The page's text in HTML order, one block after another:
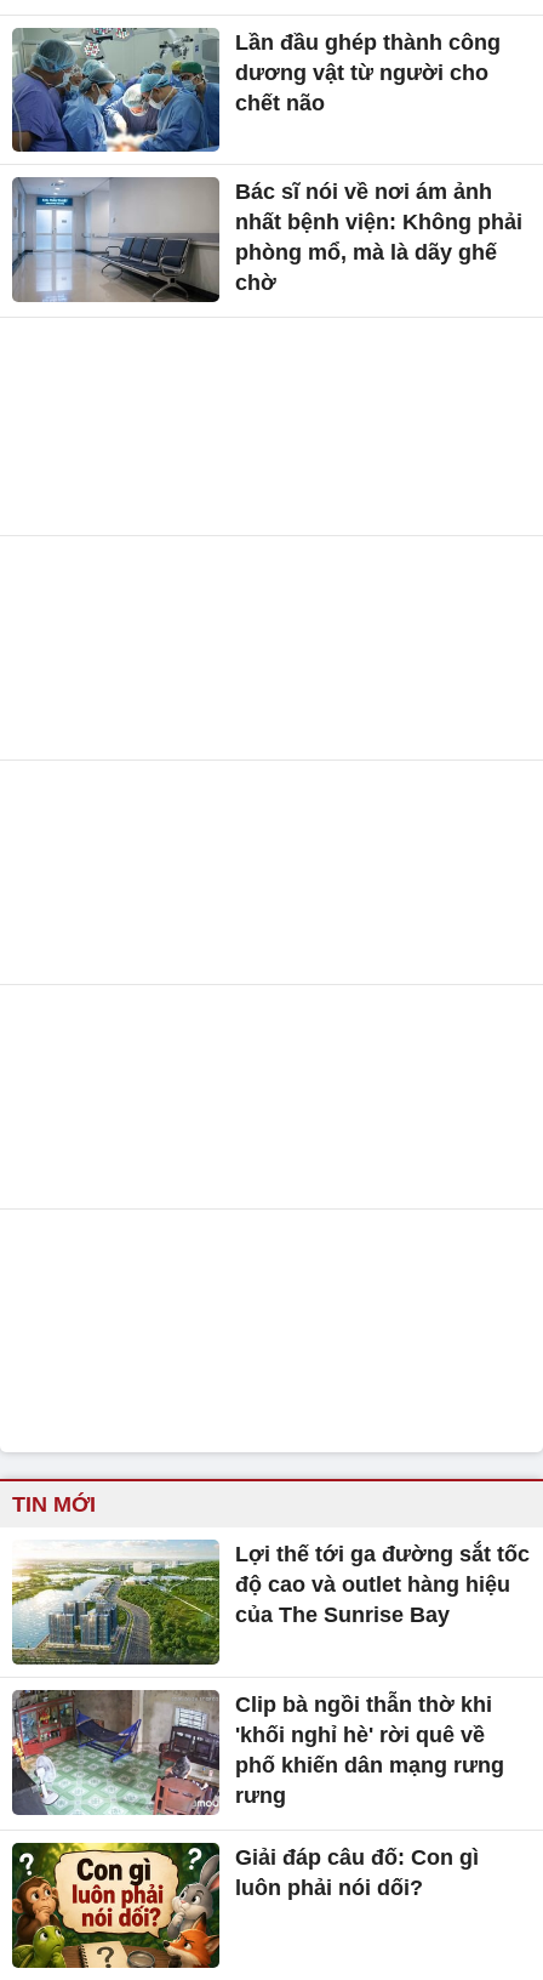
Lần đầu ghép thành công
dương vật từ người cho
chết não
Bác sĩ nói về nơi ám ảnh
nhất bệnh viện: Không phải
phòng mổ, mà là dãy ghế
chờ
TIN MỚI
Lợi thế tới ga đường sắt tốc
độ cao và outlet hàng hiệu
của The Sunrise Bay
Clip bà ngồi thẫn thờ khi
'khối nghỉ hè' rời quê về
phố khiến dân mạng rưng
rưng
Giải đáp câu đố: Con gì
luôn phải nói dối?